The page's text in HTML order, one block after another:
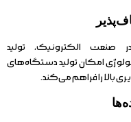
صنعت الکترونیک، تولید
امکان تولید دستگاه‌های
بالا را فراهم می‌کند.